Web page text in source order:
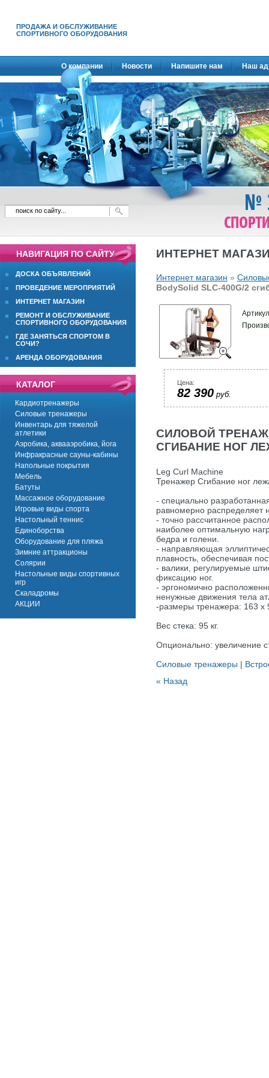
ПРОДАЖА И ОБСЛУЖИВАНИЕ
СПОРТИВНОГО ОБОРУДОВАНИЯ
О компании Новости Напишите нам Наш
ИНТЕРНЕТ
Интернет магазин »
BodySolid SLC-400G/2
Цена:
82 390 руб.
СИЛОВОЙ
СГИБАНИЕ НОГ
Leg Curl Machine
Тренажер Сгибание ног
- специально
равномерно распределяет
- точно рассчитанное
наиболее оптимальную
бедра и голени.
- направляющая
плавность, обеспечивая
- валики, регулируемые
фиксацию ног.
- эргономично
ненужные движения тела
-размеры тренажера: 163 х
Вес стека: 95 кг.
Опционально: увеличение
Силовые тренажеры |
« Назад
НАВИГАЦИЯ ПО САЙТУ
ДОСКА ОБЪЯВЛЕНИЙ
ПРОВЕДЕНИЕ МЕРОПРИЯТИЙ
ИНТЕРНЕТ МАГАЗИН
РЕМОНТ И ОБСЛУЖИВАНИЕ
СПОРТИВНОГО ОБОРУДОВАНИЯ
ГДЕ ЗАНЯТЬСЯ СПОРТОМ В
СОЧИ?
АРЕНДА ОБОРУДОВАНИЯ
КАТАЛОГ
Кардиотренажеры
Силовые тренажеры
Инвентарь для тяжелой
атлетики
Аэробика, аквааэробика, йога
Инфракрасные сауны-кабины
Напольные покрытия
Мебель
Батуты
Массажное оборудование
Игровые виды спорта
Настольный теннис
Единоборства
Оборудование для пляжа
Зимние аттракционы
Солярии
Настольные виды спортивных
игр
Скаладромы
АКЦИИ